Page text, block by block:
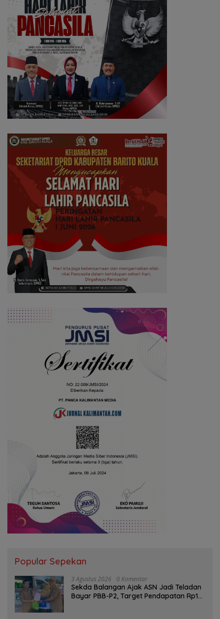
Popular Sepekan
3 Agustus 2026 0 Komentar
Sekda Balangan Ajak ASN Jadi Teladan
Bayar PBB-P2, Target Pendapatan Rp1